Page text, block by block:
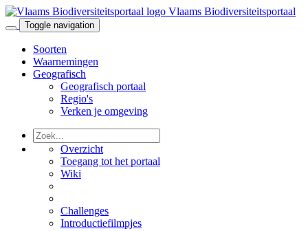
Vlaams Biodiversiteitsportaal
Toggle navigation
Soorten
Waarnemingen
Geografisch
Geografisch portaal
Regio's
Verken je omgeving
Overzicht
Toegang tot het portaal
Wiki
Challenges
Introductiefilmpjes